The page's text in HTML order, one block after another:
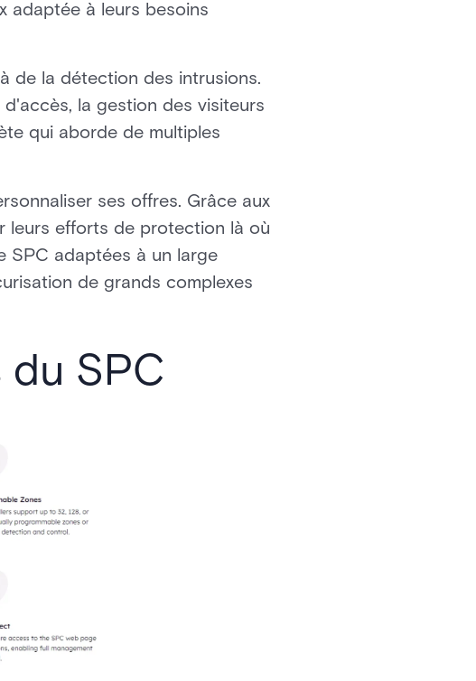
adaptée à leurs besoins
de la détection des intrusions.
la gestion des visiteurs
qui aborde de multiples
ses offres. Grâce aux
leurs efforts de protection là où
SPC adaptées à un large
de grands complexes
SPC